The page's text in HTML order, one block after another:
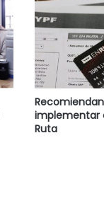
implementar
Ruta